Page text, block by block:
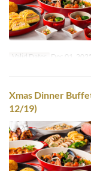
Valid Dates Dec 01,
Xmas Dinner
12/19)